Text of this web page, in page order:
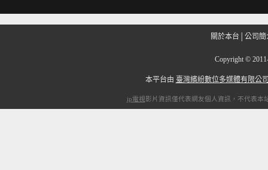
關於本台 公司簡
Copyright ©
本平台由 臺灣繽紛數位多媒體有限公
ip電視影片資訊僅代表網友個人資訊，不代表本